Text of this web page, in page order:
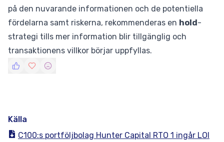
på den nuvarande informationen och de potentiella
fördelarna samt riskerna, rekommenderas en hold-
strategi tills mer information blir tillgänglig och
transaktionens villkor börjar uppfyllas.
Källa
C100:s portföljbolag Hunter Capital RTO 1 ingår LOI